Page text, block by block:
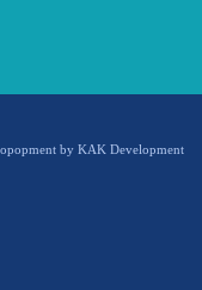
by KAK Development